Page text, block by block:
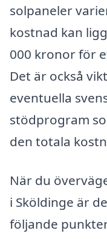
solpaneler
kostnad kan
000 kronor för
Det är också
eventuella
stödprogram
den totala
När du
i Sköldinge är
följande